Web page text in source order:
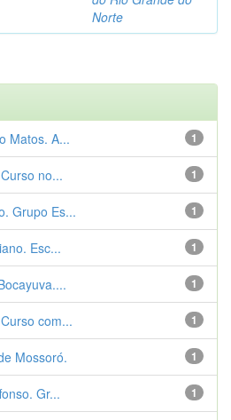
Norte
1
Matos. A...
1
no...
1
Grupo Es...
1
Esc...
1
1
com...
1
Mossoró.
1
Gr...